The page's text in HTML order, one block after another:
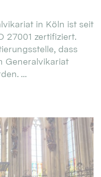
in Köln ist seit
27001 zertifiziert.
dass
Generalvikariat
...